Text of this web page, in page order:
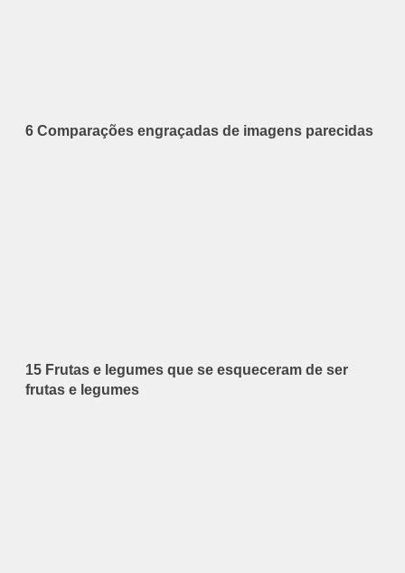
6 Comparações engraçadas de imagens parecidas
15 Frutas e legumes que se esqueceram de ser
frutas e legumes